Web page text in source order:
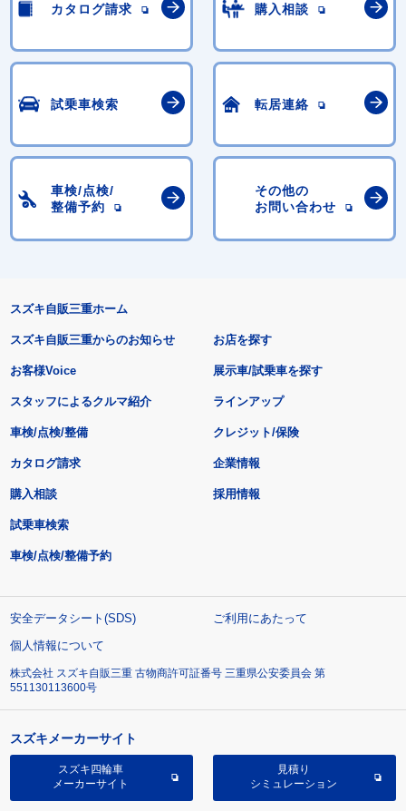
カタログ請求 購入相談
試乗車検索 転居連絡
車検/点検/
整備予約
その他の
お問い合わせ
スズキ自販三重ホーム
スズキ自販三重からのお知らせ
お客様Voice
スタッフによるクルマ紹介
お店を探す
展示車/試乗車を探す
ラインアップ
車検/点検/整備 クレジット/保険
カタログ請求
購入相談
試乗車検索
車検/点検/整備予約
企業情報
採用情報
安全データシート(SDS)
ご利用にあたって
個人情報について
株式会社 スズキ自販三重 古物商許可証番号 三重県公安委員会 第
551130113600号
スズキメーカーサイト
スズキ四輪車
メーカーサイト
見積り
シミュレーション